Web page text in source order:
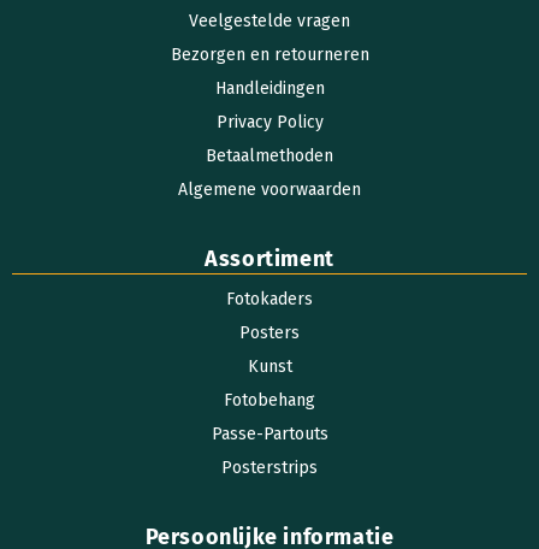
Veelgestelde vragen
Bezorgen en retourneren
Handleidingen
Privacy Policy
Betaalmethoden
Algemene voorwaarden
Assortiment
Fotokaders
Posters
Kunst
Fotobehang
Passe-Partouts
Posterstrips
Persoonlijke informatie